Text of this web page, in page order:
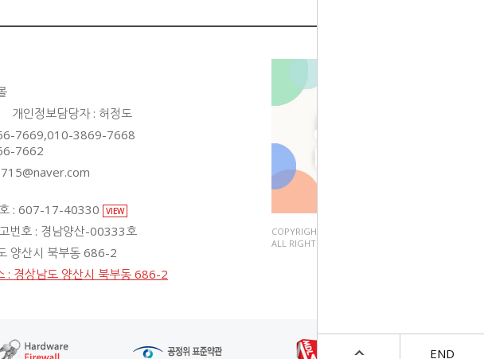
END
개인정보담당자 : 허정도
7669,010-3869-7668
7662
: 607-17-40330 VIEW
번호 : 경남양산-00333호
양산시 북부동 686-2
: 경상남도 양산시 북부동 686-2
COPYRIGHT(C).
ALL RIGHT RESERVED.